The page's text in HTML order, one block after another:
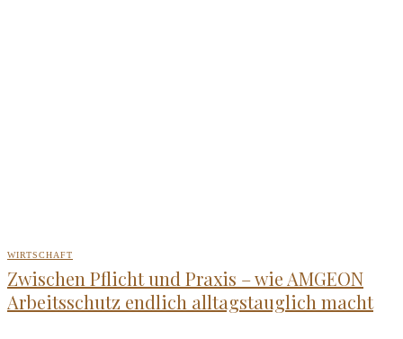
WIRTSCHAFT
Zwischen Pflicht und Praxis – wie AMGEON
Arbeitsschutz endlich alltagstauglich macht